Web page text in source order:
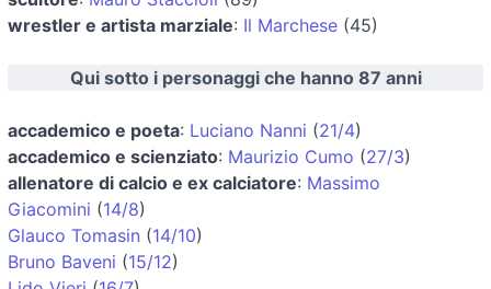
wrestler e artista marziale: Il Marchese (45)
Qui sotto i personaggi che hanno 87 anni
accademico e poeta: Luciano Nanni (21/4)
accademico e scienziato: Maurizio Cumo (27/3)
allenatore di calcio e ex calciatore: Massimo
Giacomini (14/8)
Glauco Tomasin (14/10)
Bruno Baveni (15/12)